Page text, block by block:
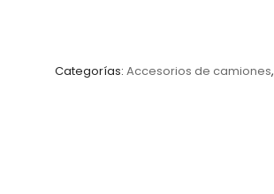
Categorías: Accesorios de camiones,